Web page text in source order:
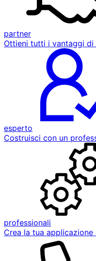
partner
Ottieni tutti i vantaggi di
esperto
Costruisci con un
professionali
Crea la tua applicazione